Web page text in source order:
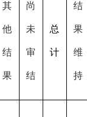
其
他
结
果
尚
未
审
结
总
计
结
果
维
持